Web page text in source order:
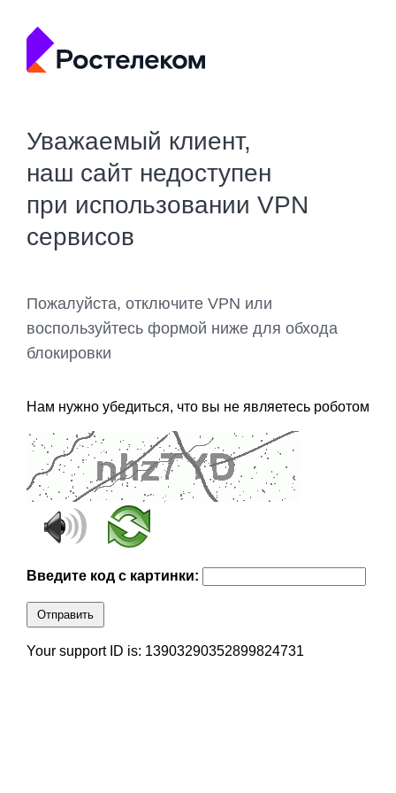
Уважаемый клиент,
наш сайт недоступен
при использовании VPN
сервисов
Пожалуйста, отключите VPN или
воспользуйтесь формой ниже для обхода
блокировки
Нам нужно убедиться, что вы не являетесь роботом
Введите код с картинки:
Отправить
Your support ID is: 13903290352899824731